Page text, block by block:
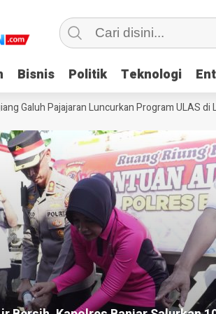
Bisnis Politik Teknologi
Bisnis Politik Teknologi
Pajajaran Luncurkan Program ULAS di